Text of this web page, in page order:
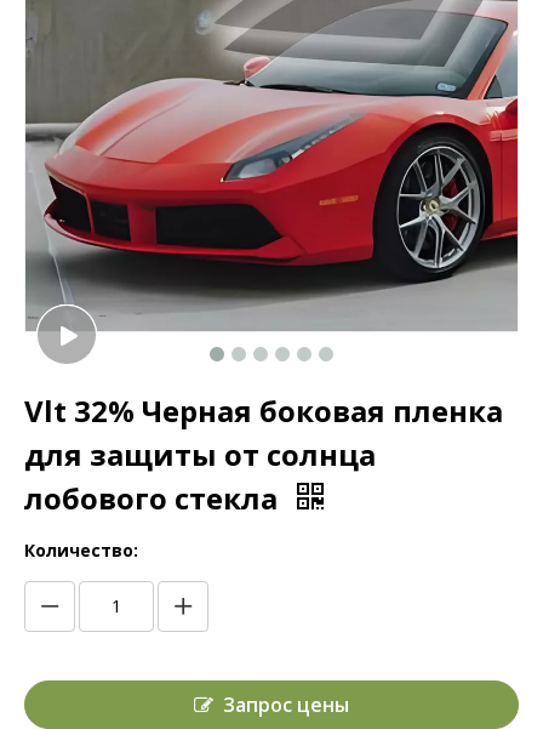
Vlt 32% Черная боковая пленка
для защиты от солнца
лобового стекла
Количество:
Запрос цены